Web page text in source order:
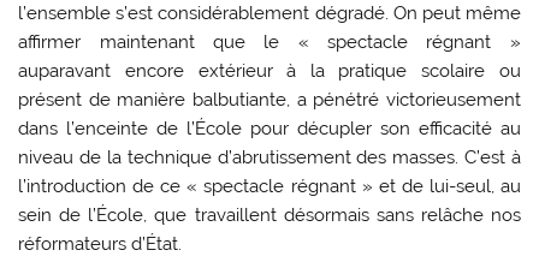
l’ensemble s’est considérablement dégradé. On peut même
affirmer maintenant que le « spectacle régnant »
auparavant encore extérieur à la pratique scolaire ou
présent de manière balbutiante, a pénétré victorieusement
dans l’enceinte de l’École pour décupler son efficacité au
niveau de la technique d’abrutissement des masses. C’est à
l’introduction de ce « spectacle régnant » et de lui-seul, au
sein de l’École, que travaillent désormais sans relâche nos
réformateurs d’État.